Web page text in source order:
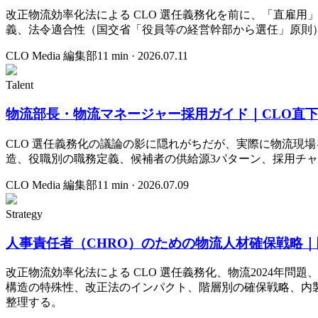
改正物流効率化法による CLO 選任義務化を前に、「直雇用
義、法令適合性（国交省「役員等の経営幹部から選任」原
CLO Media 編集部11 min · 2026.07.11
Talent
物流部長・物流マネージャー採用ガイド｜CLO直
CLO 選任義務化の議論の影に隠れがちだが、実際に物流現
造、役職別の職務定義、候補者の供給源3パターン、採用チ
CLO Media 編集部11 min · 2026.07.09
Strategy
人事責任者（CHRO）のための物流人材確保戦略
改正物流効率化法による CLO 選任義務化、物流2024年問題
構造の特殊性、改正法のインパクト、階層別の確保戦略、
整理する。